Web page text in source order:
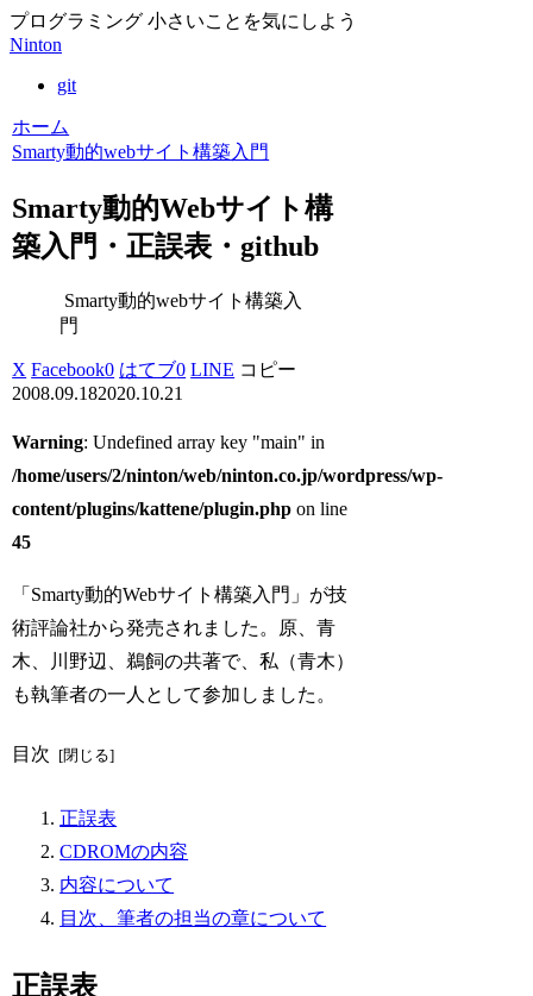
プログラミング 小さいことを気にしよう
Ninton
git
ホーム
Smarty動的webサイト構築入門
Smarty動的Webサイト構
築入門・正誤表・github
Smarty動的webサイト構築入
門
X Facebook0 はてブ0 LINE コピー
2008.09.182020.10.21
Warning: Undefined array key "main" in
/home/users/2/ninton/web/ninton.co.jp/wordpress/wp-
content/plugins/kattene/plugin.php on line
45
「Smarty動的Webサイト構築入門」が技
術評論社から発売されました。原、青
木、川野辺、鵜飼の共著で、私（青木）
も執筆者の一人として参加しました。
目次
正誤表
CDROMの内容
内容について
目次、筆者の担当の章について
正誤表